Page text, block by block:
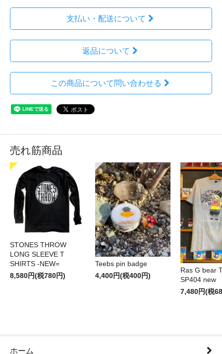
支払い・配送について
返品について
この商品について問い合わせる
売れ筋商品
STONES THROW
LONG SLEEVE T
SHIRTS -NEW=
8,580円(税780円)
Teebs pin badge
4,400円(税400円)
Ras G bear
SP404 new
7,480円(税
ホーム